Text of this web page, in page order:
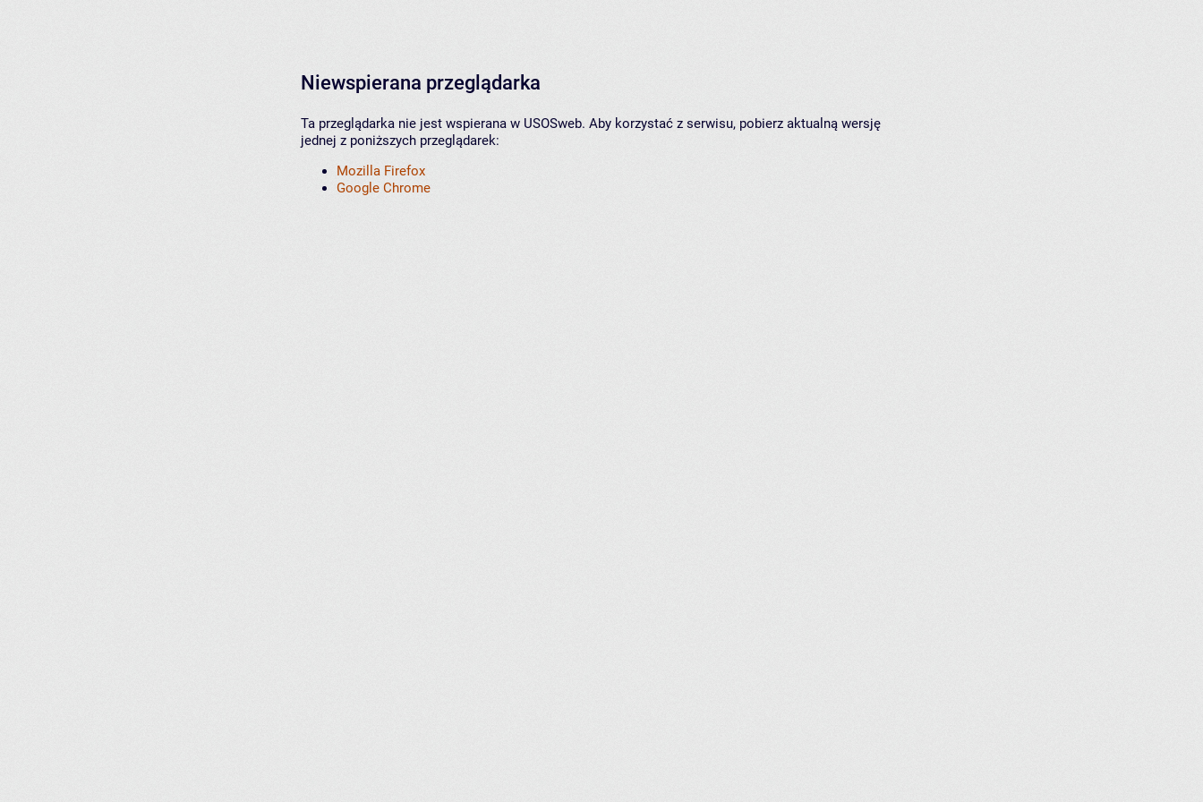
Niewspierana przeglądarka
Ta przeglądarka nie jest wspierana w USOSweb. Aby korzystać z serwisu, pobierz aktualną wersję
jednej z poniższych przeglądarek:
Mozilla Firefox
Google Chrome